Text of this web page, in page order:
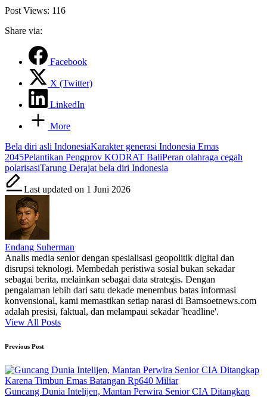
Post Views: 116
Share via:
Facebook
X (Twitter)
LinkedIn
More
Tags:
Bela diri asli IndonesiaKarakter generasi Indonesia Emas
2045Pelantikan Pengprov KODRAT BaliPeran olahraga cegah
polarisasiTarung Derajat bela diri Indonesia
Last updated on 1 Juni 2026
Endang Suherman
Analis media senior dengan spesialisasi geopolitik digital dan
disrupsi teknologi. Membedah peristiwa sosial bukan sekadar
sebagai berita, melainkan sebagai data strategis. Dengan
pengalaman lebih dari satu dekade menembus batas informasi
konvensional, kami memastikan setiap narasi di Bamsoetnews.com
adalah presisi, faktual, dan melampaui sekadar 'headline'.
View All Posts
Post
navigation
Previous Post
Guncang Dunia Intelijen, Mantan Perwira Senior CIA Ditangkap